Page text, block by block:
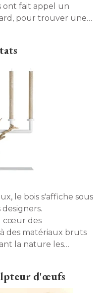
ont fait appel un
pour trouver une
le bois s'affiche sous
cœur des
des matériaux bruts
la nature les
d'œufs